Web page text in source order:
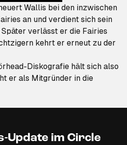
Wallis bei den inzwischen
an und verdient sich sein
verlässt er die Fairies
kehrt er erneut zu der
Diskografie hält sich also
er als Mitgründer in die
Update im Circle